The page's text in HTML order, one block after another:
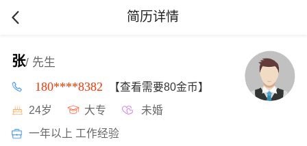
简历详情
张/ 先生
180****8382 【查看需要80金币】
24岁 大专 未婚
一年以上 工作经验